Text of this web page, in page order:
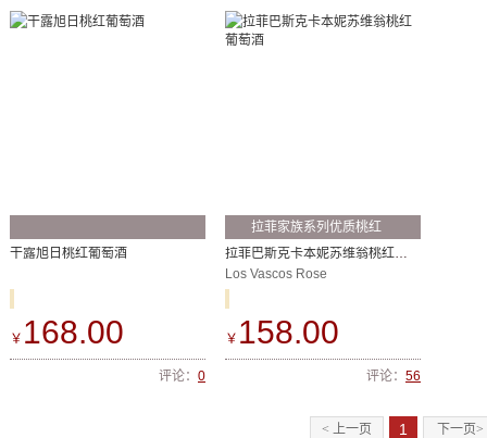
干露旭日桃红葡萄酒
￥ 168.00
评论： 0
拉菲家族系列优质桃红
拉菲巴斯克卡本妮苏维翁桃红葡萄酒
Los Vascos Rose
￥ 158.00
评论： 56
< 上一页 1 下一页>